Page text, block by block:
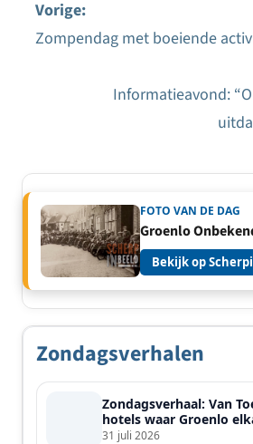
Bericht
navigatie
Vorige:
Zompendag met boeiende
Informatieavond:
FOTO VAN DE DAG
Groenlo
Bekijk op
Zondagsverhalen
Zondagsverhaal: Van
hotels waar Groenlo
31 juli 2026